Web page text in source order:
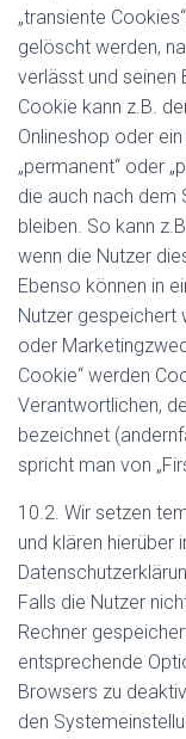
„transiente
gelöscht werden,
verlässt und seinen
Cookie kann z.B.
Onlineshop oder
„permanent“ oder
die auch nach dem
bleiben. So kann
wenn die Nutzer
Ebenso können in
Nutzer gespeichert
oder
Cookie“ werden
Verantwortlichen,
bezeichnet
spricht man von
10.2. Wir setzen
und klären hierüber
Falls die Nutzer
Rechner
entsprechende
Browsers zu
den